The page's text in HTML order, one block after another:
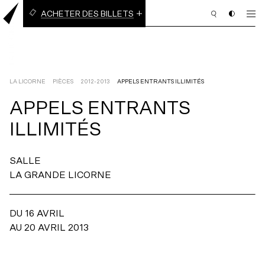
ACHETER DES BILLETS
PROGRAMMATION
ABONNEMENT
NOUS APPUYER
NOUS JOINDRE
LA LICORNE PIÈCES 2012-2013 APPELS ENTRANTS ILLIMITÉS
APPELS ENTRANTS
ILLIMITÉS
SALLE
LA GRANDE LICORNE
DU 16 AVRIL
AU 20 AVRIL 2013